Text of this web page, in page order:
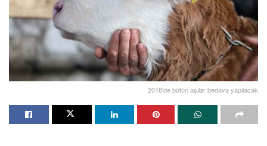
2018'de bütün aşılar bedava yapılacak